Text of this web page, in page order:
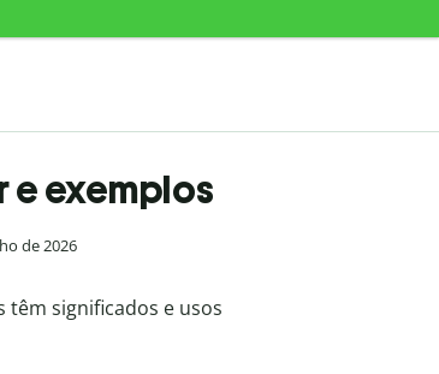
e exemplos
de 2026
têm significados e usos